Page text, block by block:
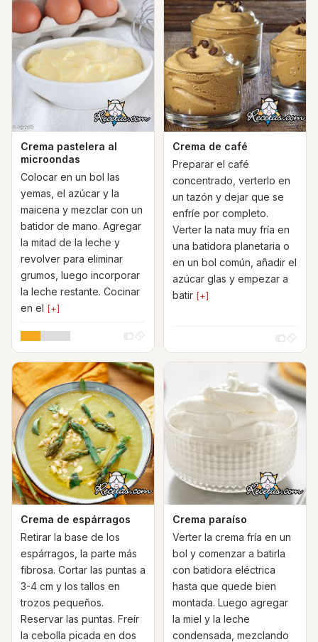
Crema pastelera al
microondas
Colocar en un bol las
yemas, el azúcar y la
maicena y mezclar con un
batidor de mano. Agregar
la mitad de la leche y
revolver para eliminar
grumos, luego incorporar
la leche restante. Cocinar
en el [+]
Crema de café
Preparar el café
concentrado, verterlo en
un tazón y dejar que se
enfríe por completo.
Verter la nata muy fría en
una batidora planetaria o
en un bol común, añadir el
azúcar glas y empezar a
batir [+]
Crema de espárragos
Retirar la base de los
espárragos, la parte más
fibrosa. Cortar las puntas a
3-4 cm y los tallos en
trozos pequeños.
Reservar las puntas. Freír
la cebolla picada en dos
Crema paraíso
Verter la crema fría en un
bol y comenzar a batirla
con batidora eléctrica
hasta que quede bien
montada. Luego agregar
la miel y la leche
condensada, mezclando